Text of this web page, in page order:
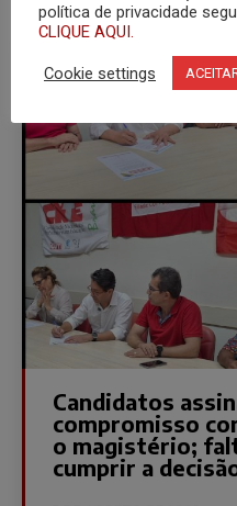
Candidatos
compromisso
o magistério;
cumprir a
política de privacidade
CLIQUE AQUI.
Cookie settings